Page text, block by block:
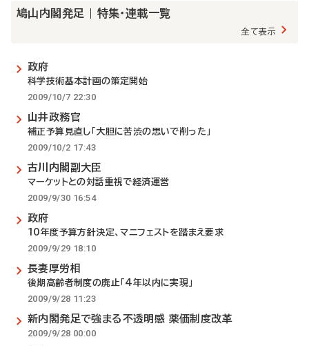
鳩山内閣発足 | 特集・連載一覧
全て表示
政府
科学技術基本計画の策定開始
2009/10/7 22:30
山井政務官
補正予算見直し「大胆に苦渋の思いで削った」
2009/10/2 17:43
古川内閣副大臣
マーケットとの対話重視で経済運営
2009/9/30 16:54
政府
10年度予算方針決定、マニフェストを踏まえ要求
2009/9/29 18:10
長妻厚労相
後期高齢者制度の廃止「4年以内に実現」
2009/9/28 11:23
新内閣発足で強まる不透明感 薬価制度改革
2009/9/28 00:00